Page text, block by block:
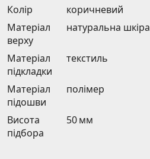
Колір
коричневий
Матеріал
верху
натуральна шкіра
Матеріал
підкладки
текстиль
Матеріал
підошви
полімер
Висота
підбора
50 мм